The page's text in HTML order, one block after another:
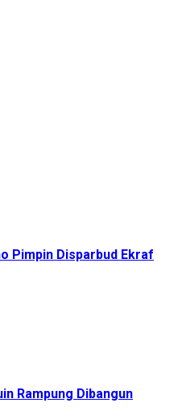
Pimpin Disparbud Ekraf
Rampung Dibangun